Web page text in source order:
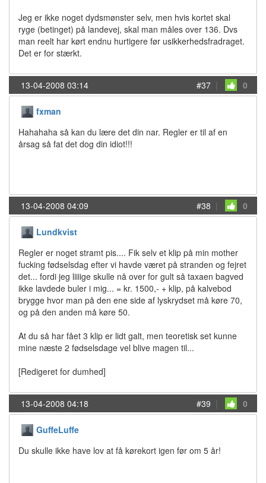
Jeg er ikke noget dydsmønster selv, men hvis kortet skal
ryge (betinget) på landevej, skal man måles over 136. Dvs
man reelt har kørt endnu hurtigere før usikkerhedsfradraget.
Det er for stærkt.
13-04-2008 03:14 #37 | 0
fxman
Hahahaha så kan du lære det din nar. Regler er til af en
årsag så fat det dog din idiot!!!
13-04-2008 04:09 #38 | 0
Lundkvist
Regler er noget stramt pis.... Fik selv et klip på min mother
fucking fødselsdag efter vi havde været på stranden og fejret
det... fordi jeg liiiige skulle nå over for gult så taxaen bagved
ikke lavdede buler i mig... = kr. 1500,- + klip, på kalvebod
brygge hvor man på den ene side af lyskrydset må køre 70,
og på den anden må køre 50.
At du så har fået 3 klip er lidt galt, men teoretisk set kunne
mine næste 2 fødselsdage vel blive magen til...
[Redigeret for dumhed]
13-04-2008 04:18 #39 | 0
GuffeLuffe
Du skulle ikke have lov at få kørekort igen før om 5 år!